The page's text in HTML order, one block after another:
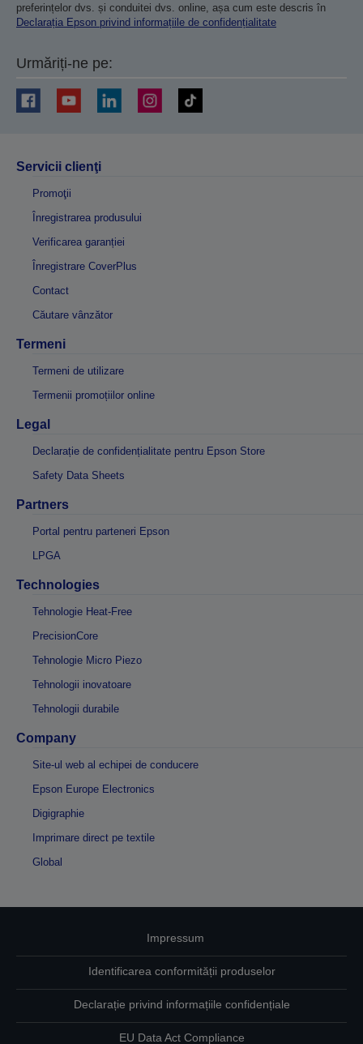
preferințelor dvs. și conduitei dvs. online, așa cum este descris în
Declarația Epson privind informațiile de confidențialitate
Urmăriți-ne pe:
Servicii clienţi
Promoţii
Înregistrarea produsului
Verificarea garanției
Înregistrare CoverPlus
Contact
Căutare vânzător
Termeni
Termeni de utilizare
Termenii promoțiilor online
Legal
Declarație de confidențialitate pentru Epson Store
Safety Data Sheets
Partners
Portal pentru parteneri Epson
LPGA
Technologies
Tehnologie Heat-Free
PrecisionCore
Tehnologie Micro Piezo
Tehnologii inovatoare
Tehnologii durabile
Company
Site-ul web al echipei de conducere
Epson Europe Electronics
Digigraphie
Imprimare direct pe textile
Global
Impressum
Identificarea conformității produselor
Declarație privind informațiile confidențiale
EU Data Act Compliance